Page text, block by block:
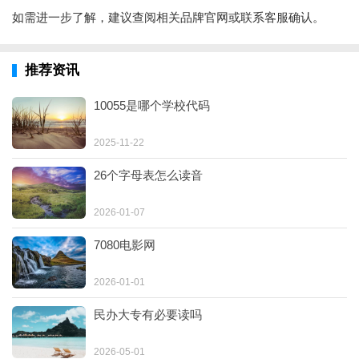
如需进一步了解，建议查阅相关品牌官网或联系客服确认。
推荐资讯
10055是哪个学校代码
2025-11-22
26个字母表怎么读音
2026-01-07
7080电影网
2026-01-01
民办大专有必要读吗
2026-05-01